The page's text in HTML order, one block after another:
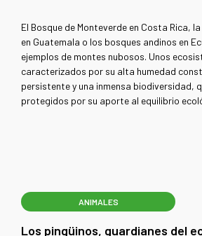
El Bosque de Monteverde en Costa Rica,
en Guatemala o los bosques andinos en
ejemplos de montes nubosos. Unos
caracterizados por su alta humedad
persistente y una inmensa biodiversidad,
protegidos por su aporte al equilibrio
ANIMALES
Los pingüinos, guardianes del